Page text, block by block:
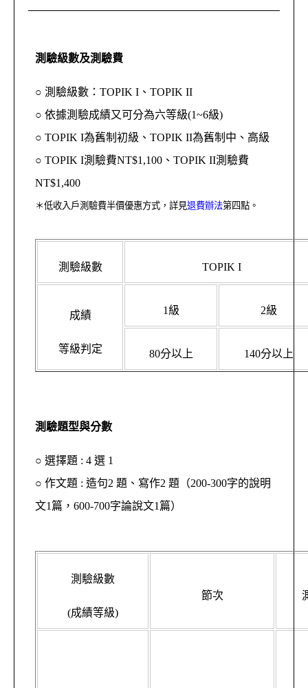
測驗級數及測驗費
○ 測驗級數：TOPIK I、TOPIK II
○ 依據測驗成績又可分為六等級(1~6級)
○ TOPIK I為舊制初級、TOPIK II為舊制中、高級
○ TOPIK I測驗費NT$1,100、TOPIK II測驗費
NT$1,400
＊低收入戶測驗費半價優惠方式，詳見退費辦法第四點。
測驗級數 TOPIK I
成績
等級判定
1級 2級
80分以上 140分以上
測驗題型與分數
○ 選擇題 : 4 選 1
○ 作文題 : 造句2 題、寫作2 題（200-300字的說明
文1篇，600-700字論說文1篇）
測驗級數
(成績等級)
節次